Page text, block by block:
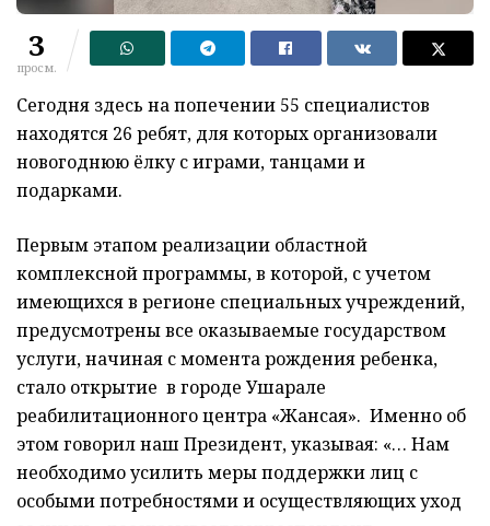
3
просм.
Сегодня здесь на попечении 55 специалистов
находятся 26 ребят, для которых организовали
новогоднюю ёлку с играми, танцами и
подарками.
Первым этапом реализации областной
комплексной программы, в которой, с учетом
имеющихся в регионе специальных учреждений,
предусмотрены все оказываемые государством
услуги, начиная с момента рождения ребенка,
стало открытие в городе Ушарале
реабилитационного центра «Жансая». Именно об
этом говорил наш Президент, указывая: «… Нам
необходимо усилить меры поддержки лиц с
особыми потребностями и осуществляющих уход